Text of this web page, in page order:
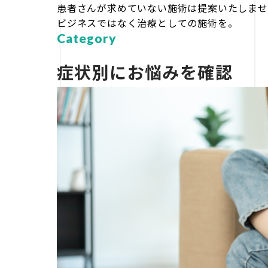
患者さんが求めていない施術は提案いたしま
ビジネスではなく治療としての施術を。
Category
症状別にお悩みを確認